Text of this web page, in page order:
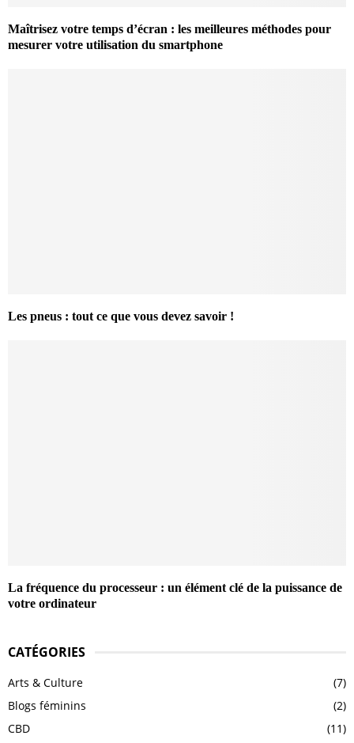
Maîtrisez votre temps d’écran : les meilleures méthodes pour
mesurer votre utilisation du smartphone
Les pneus : tout ce que vous devez savoir !
La fréquence du processeur : un élément clé de la puissance de
votre ordinateur
CATÉGORIES
Arts & Culture
(7)
Blogs féminins
(2)
CBD
(11)